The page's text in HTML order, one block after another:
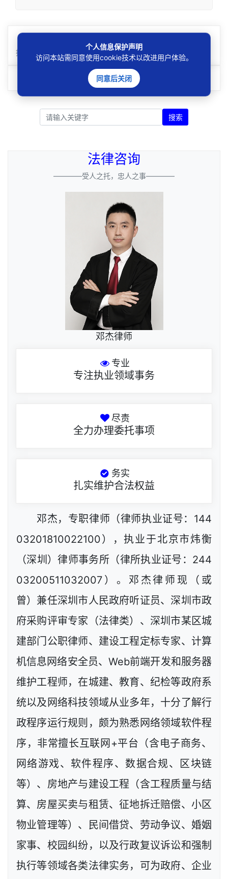
用人单位未依法为外国劳动者办理就业证件应承
担相应法律责任
搬运网络平台数据，被判赔偿230万元
搜索
法律咨询
————受人之托，忠人之事————
邓杰律师
专业
专注执业领域事务
尽责
全力办理委托事项
务实
扎实维护合法权益
邓杰，专职律师（律师执业证号：144
03201810022100），执业于北京市炜衡
（深圳）律师事务所（律所执业证号：244
03200511032007）。邓杰律师现（或
曾）兼任深圳市人民政府听证员、深圳市政
府采购评审专家（法律类）、深圳市某区城
建部门公职律师、建设工程定标专家、计算
机信息网络安全员、Web前端开发和服务器
维护工程师，在城建、教育、纪检等政府系
统以及网络科技领域从业多年，十分了解行
政程序运行规则，颇为熟悉网络领域软件程
序，非常擅长互联网+平台（含电子商务、
网络游戏、软件程序、数据合规、区块链
等）、房地产与建设工程（含工程质量与结
算、房屋买卖与租赁、征地拆迁赔偿、小区
物业管理等）、民间借贷、劳动争议、婚姻
家事、校园纠纷，以及行政复议诉讼和强制
执行等领域各类法律实务，可为政府、企业
个人信息保护声明
访问本站需同意使用cookie技术以改进用户体验。
同意后关闭